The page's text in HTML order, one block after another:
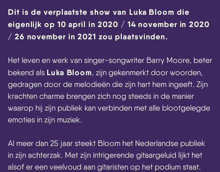
Dit is de verplaatste show van Luka Bloom die
eigenlijk op 10 april in 2020 / 14 november in 2020
/ 26 november in 2021 zou plaatsvinden.
Het leven en werk van singer-songwriter Barry Moore, beter
bekend als Luka Bloom, zijn gekenmerkt door woorden,
gedragen door de melodieën die zijn hart hem ingeeft. Zijn
krachten charme brengen zich nog steeds in de manier
waarop hij zijn publiek kan verbinden met alle blootgelegde
emoties in zijn muziek.
Al meer dan 25 jaar steekt Bloom het Nederlandse publiek
in zijn achterzak. Met zijn intrigerende gitaargeluid lijkt het
alsof er een veelvoud aan gitaristen op het podium staat.